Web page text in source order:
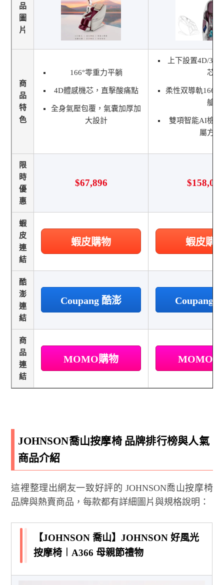
品
圖
片
商
品
特
色
166°零重力平躺
4D體感機芯，直擊酸痛點
全身氣壓包覆，氣囊加厚加
大設計
上下設置4D/3D
芯
柔性双導軌166°
艙
雙項智能AI檢測
屬方案
限
時
優
惠
$67,896 $158,000
蝦
皮
連
結
蝦皮購物 蝦皮購
酷
澎
連
結
Coupang 酷澎 Coupang
商
品
連
結
MOMO購物 MOMO
JOHNSON喬山按摩椅 品牌排行榜與人氣
商品介紹
這裡整理出網友一致好評的 JOHNSON喬山按摩椅
品牌與熱賣商品，每款都有詳細圖片與規格說明：
【JOHNSON 喬山】JOHNSON 好風光
按摩椅︱A366 母親節禮物